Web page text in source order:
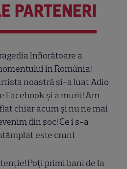
PARTENERI
înfiorătoare a
în România!
noastră și-a luat Adio
Facebook și a murit! Am
chiar acum și nu ne mai
din șoc! Ce i s-a
este crunt
Poți primi bani de la